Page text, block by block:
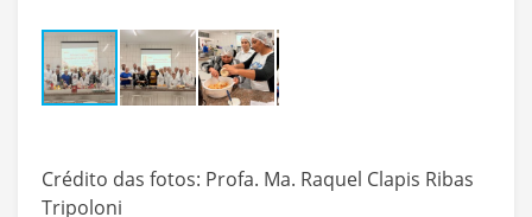
Crédito das fotos: Profa. Ma. Raquel Clapis Ribas
Tripoloni